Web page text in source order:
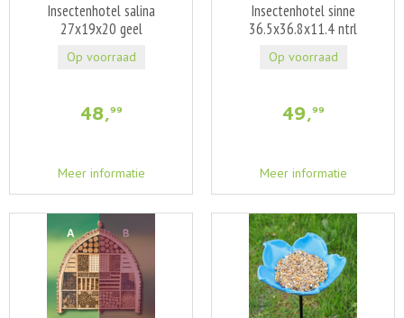
Insectenhotel salina
27x19x20 geel
48,99
Meer informatie
Op voorraad
Insectenhotel sinne
36.5x36.8x11.4 ntrl
49,99
Meer informatie
Op voorraad